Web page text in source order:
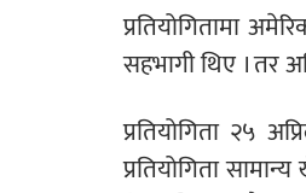
प्रतियोगितामा
सहभागी थिए । तर
प्रतियोगिता २५
प्रतियोगिता